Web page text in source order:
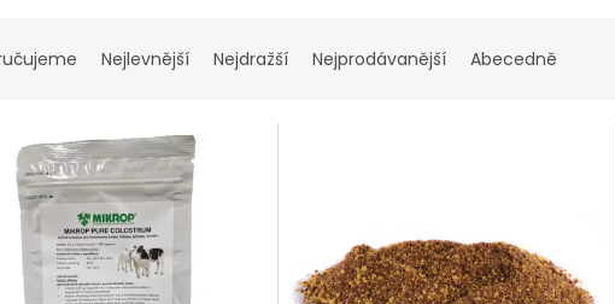
Nejlevnější Nejdražší Nejprodávanější Abecedně